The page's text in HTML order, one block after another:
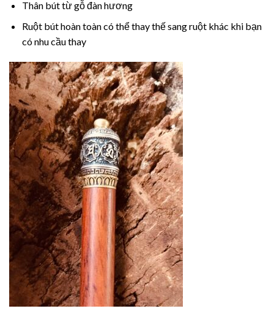
Thân bút từ gỗ đàn hương
Ruột bút hoàn toàn có thể thay thế sang ruột khác khi bạn
có nhu cầu thay